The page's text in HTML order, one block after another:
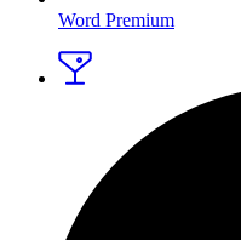
Word Premium